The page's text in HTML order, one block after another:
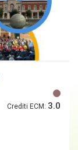
Crediti ECM: 3.0